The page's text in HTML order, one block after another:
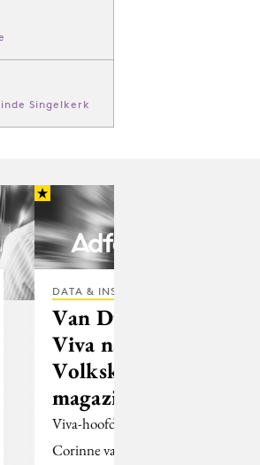
Singelkerk
DATA & INSIGHTS
Van Duin van
Viva naar
Volkskrant
magazine
Viva-hoofdredacteur
Corinne van Duin